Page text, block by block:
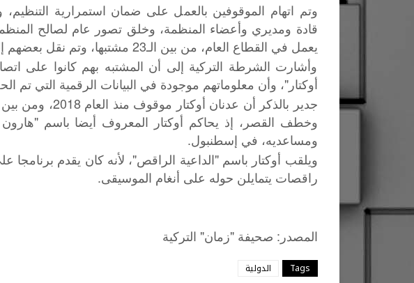
وتم اتهام الموقوفين بالعمل على ضمان استمرارية التنظيم،
يعمل في القطاع العام، من بين الـ23 مشتبها، وتم نقل بعضهم إلى الشرطة، بعد الفحص الطبي.
وأشارت الشرطة التركية إلى أن المشتبه بهم كانوا على
أوكتار"، وأن معلوماتهم موجودة في البيانات الرقمية التي تم
جدير بالذكر أن
ومساعديه، في إسطنبول.
راقصات يتمايلن حوله على أنغام الموسيقى.
المصدر : صحيفة "زمان" التركية
Tags الدولية